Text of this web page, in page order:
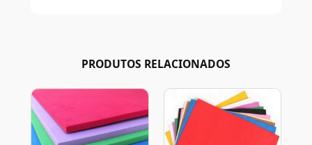
PRODUTOS RELACIONADOS